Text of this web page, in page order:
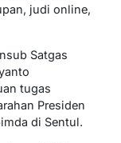
judi online,
Satgas
tugas
Presiden
di Sentul.